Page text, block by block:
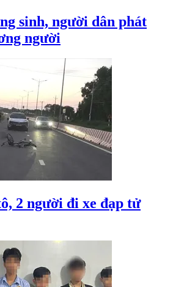
sinh, người dân phát
người
2 người đi xe đạp tử